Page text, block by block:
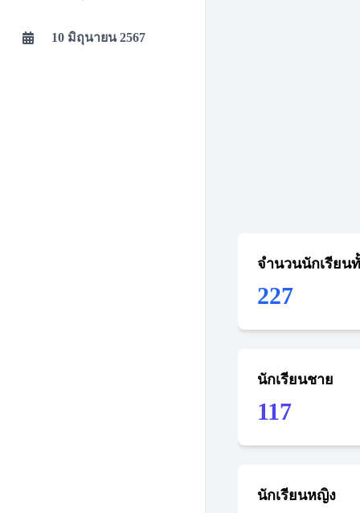
จำนวนนักเรียน
227
นักเรียนชาย
117
นักเรียนหญิง
10 มิถุนายน 2567